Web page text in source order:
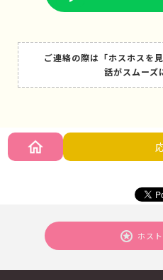
ご連絡の際は「ホスホスを
話がスムーズ
ホス